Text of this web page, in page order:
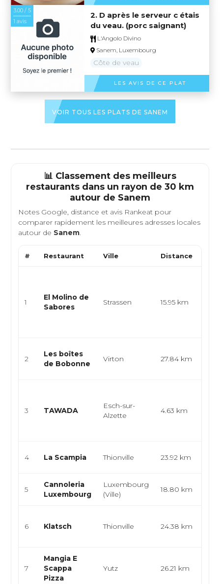
3.00 / 5
1 avis
2. D après le serveur c étais
du veau. (porc saignant)
L'Angolo Divino
Sanem, Luxembourg
Côte de veau
LES AVIS DE CE PLAT
VOIR TOUS LES PLATS DE SANEM
📊 Classement des meilleurs
restaurants dans un rayon de 30 km
autour de Sanem
Notes Google, distance et avis Rankeat pour
comparer rapidement les meilleures adresses locales
autour de Sanem.
# Restaurant Ville Distance
1
El Molino de
Sabores
Strassen 15.95 km
2
Les boîtes
de Bobonne
Virton 27.84 km
3 TAWADA
Esch-sur-
Alzette
4.63 km
4 La Scampia Thionville 23.92 km
5
Cannoleria
Luxembourg
Luxembourg
(Ville)
18.80 km
6 Klatsch Thionville 24.38 km
7
Mangia E
Scappa
Pizza
Yutz 26.21 km